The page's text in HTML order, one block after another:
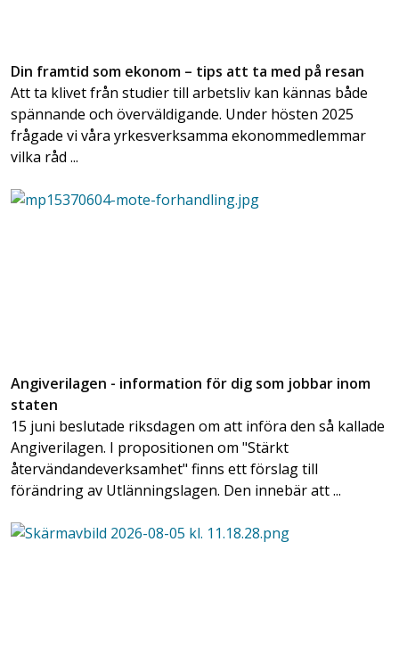
Din framtid som ekonom – tips att ta med på resan
Att ta klivet från studier till arbetsliv kan kännas både
spännande och överväldigande. Under hösten 2025
frågade vi våra yrkesverksamma ekonommedlemmar
vilka råd ...
Angiverilagen - information för dig som jobbar inom
staten
15 juni beslutade riksdagen om att införa den så kallade
Angiverilagen. I propositionen om "Stärkt
återvändandeverksamhet" finns ett förslag till
förändring av Utlänningslagen. Den innebär att ...